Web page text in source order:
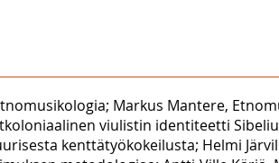
Markus Mantere,
viulistin identiteetti
kenttätyökokeilusta; Helmi